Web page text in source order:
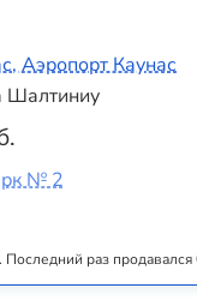
Аэропорт Каунас
Шалтиниу
раз
№ 2